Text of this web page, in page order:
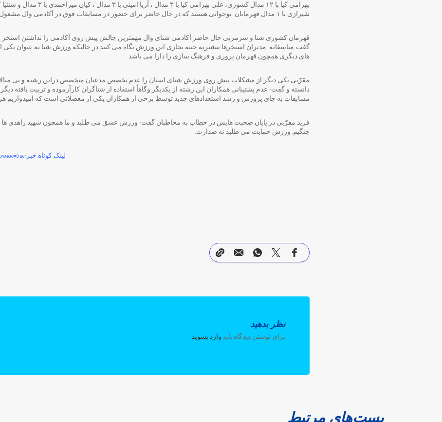
شیرازی با ۱ مدال قهرمانان نوجوانی هستند که در حال حاضر برای حضور در مسابقات فوق در آکادمی وال مشغول به تمرین می باشند.
قهرمان کشوری شنا و سرمربی حال حاضر آکادمی شنای وال مهمترین چالش پیش روی آکادمی را نداشتن استخر
گفت:متاسفانه مدیران استخرها بیشتربه جنبه تجاری این ورزش نگاه می کنند در حالیکه ورزش شنا به عنوان یکی
های دیگری همچون قهرمان پروری و فرهنگ سازی را دارا می باشد.
مقرّبی یکی دیگر از مشکلات پیش روی ورزش شنای استان را عدم تخصص مدعیان متخصص دراین رشته و بی
دانسته و گفت: عدم پشتیبانی همکاران این رشته از یکدیگر وگاهاً استفاده از شناگران کارآزموده و تربیت یافته
مسابقات به جای پرورش و رشد استعدادهای جدید توسط برخی از همکاران یکی از معضلاتی است که امیدواریم
فرید مقرّبی در پایان صحبت هایش در خطاب به مخاطبان گفت: ورزش عشق می طلبد و ما همچون شهید زاهدی ها
جنگیم. ورزش حمایت می طلبد نه صدارت.
لینک کوتاه خبر:https://parsiyaneemrooz.ir/?p=1305&preview=true
نظر بدهید
برای نوشتن دیدگاه باید وارد بشوید.
پست‌های مرتبط